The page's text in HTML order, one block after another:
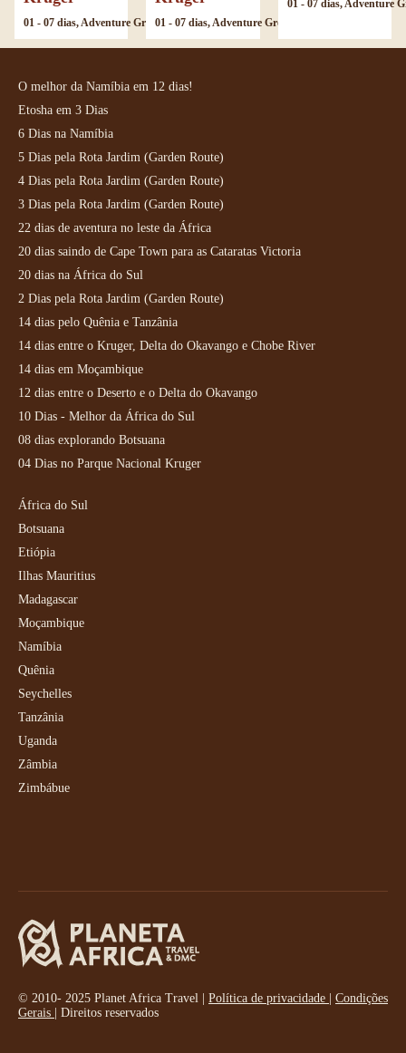
01 - 07 dias, Adventure Groups, África do Sul, Duração, País, Tipo
O melhor da Namíbia em 12 dias!
Etosha em 3 Dias
6 Dias na Namíbia
5 Dias pela Rota Jardim (Garden Route)
4 Dias pela Rota Jardim (Garden Route)
3 Dias pela Rota Jardim (Garden Route)
22 dias de aventura no leste da África
20 dias saindo de Cape Town para as Cataratas Victoria
20 dias na África do Sul
2 Dias pela Rota Jardim (Garden Route)
14 dias pelo Quênia e Tanzânia
14 dias entre o Kruger, Delta do Okavango e Chobe River
14 dias em Moçambique
12 dias entre o Deserto e o Delta do Okavango
10 Dias - Melhor da África do Sul
08 dias explorando Botsuana
04 Dias no Parque Nacional Kruger
África do Sul
Botsuana
Etiópia
Ilhas Mauritius
Madagascar
Moçambique
Namíbia
Quênia
Seychelles
Tanzânia
Uganda
Zâmbia
Zimbábue
© 2010- 2025 Planet Africa Travel | Política de privacidade
Condições
Gerais
| Direitos reservados